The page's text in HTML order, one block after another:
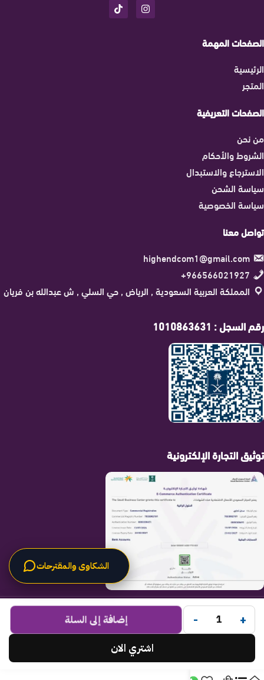
الصفحات المهمة
الرئيسية
المتجر
الصفحات التعريفية
من نحن
الشروط والأحكام
الاسترجاع والاستبدال
سياسة الشحن
سياسة الخصوصية
تواصل معنا
highendcom1@gmail.com
966566021927+
المملكة العربية السعودية , الرياض , حي السلي , ش عبدالله بن فريان
رقم السجل : 1010863631
توثيق التجارة الإلكترونية
جميع الحقوق محفوظة لـالحلول الراقية© 2025.
تم التطوير بواسطةCode Times
. +
- إضافة إلى السلة
اشتري الان
الشكاوى والمقترحات